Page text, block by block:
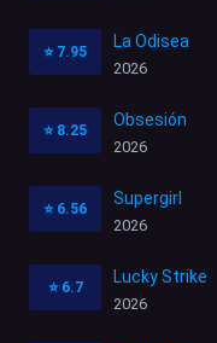
⭐ 7.95
La Odisea
2026
⭐ 8.25
Obsesión
2026
⭐ 6.56
Supergirl
2026
⭐ 6.7
Lucky Strike
2026